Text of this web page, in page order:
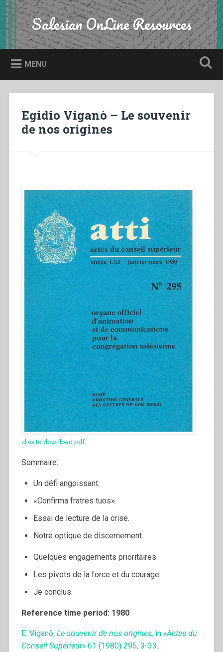
Skip
to
content
Search Salesian OnLine Resources
MENU
Egidio Viganò – Le souvenir
de nos origines
click to download pdf
Sommaire:
Un défi angoissant.
«Confirma fratres tuos».
Essai de lecture de la crise.
Notre optique de discernement.
Quelques engagements prioritaires.
Les pivots de la force et du courage.
Je conclus.
Reference time period: 1980
E. Viganò, Le souvenir de nos origines, in «Actes du
Conseil Supérieur» 61 (1980) 295, 3-33.